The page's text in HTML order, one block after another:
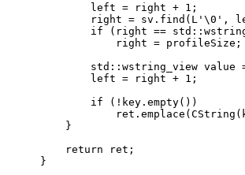
        left = right +
1 ;
        right = sv.
find ( L'\0' ,
if (right ==
            right = profileSize;
std::wstring_view value
        left = right +
1 ;
if (!key. empty())
            ret.
emplace (CString
    }
return ret;
}